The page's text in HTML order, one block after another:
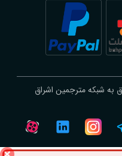
شبکه مترجمین اشراق